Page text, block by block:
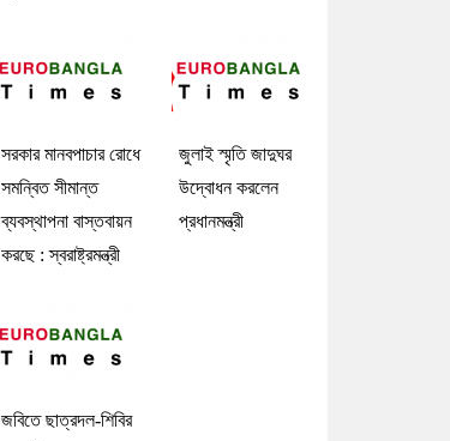
সরকার মানবপাচার রোধে
সমন্বিত সীমান্ত
ব্যবস্থাপনা বাস্তবায়ন
করছে : স্বরাষ্ট্রমন্ত্রী
জুলাই স্মৃতি জাদুঘর
উদ্বোধন করলেন
প্রধানমন্ত্রী
জবিতে ছাত্রদল-শিবির